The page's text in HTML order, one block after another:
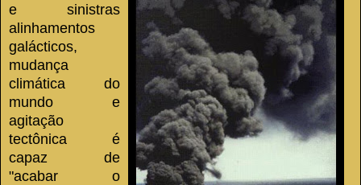
e sinistras
alinhamentos
galácticos,
mudança
climática do
mundo e
agitação
tectônica é
capaz de
"acabar o